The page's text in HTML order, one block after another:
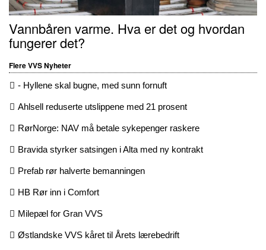
Vannbåren varme. Hva er det og hvordan
fungerer det?
Flere VVS Nyheter
- Hyllene skal bugne, med sunn fornuft
Ahlsell reduserte utslippene med 21 prosent
RørNorge: NAV må betale sykepenger raskere
Bravida styrker satsingen i Alta med ny kontrakt
Prefab rør halverte bemanningen
HB Rør inn i Comfort
Milepæl for Gran VVS
Østlandske VVS kåret til Årets lærebedrift